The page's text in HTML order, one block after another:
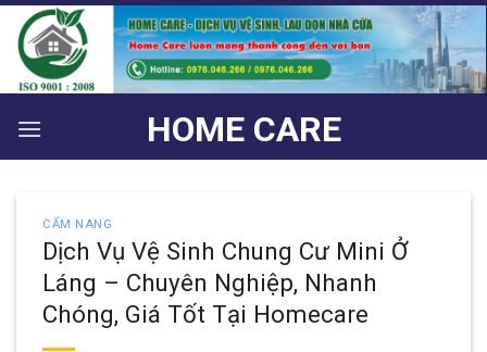
Bỏ
qua
nội
dung
HOME CARE
CẨM NANG
Dịch Vụ Vệ Sinh Chung Cư Mini Ở
Láng – Chuyên Nghiệp, Nhanh
Chóng, Giá Tốt Tại Homecare